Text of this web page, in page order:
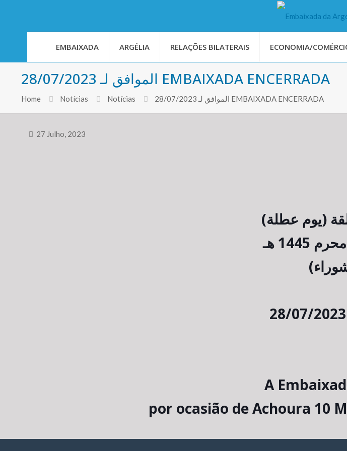
EMBAIXADA ARGÉLIA RELAÇÕES BILATERAIS ECONOMIA/
الموافق لـ 28/07/2023 EMBAIXADA ENCERRADA
Home Notícias Notícias الموافق لـ 28/07/2023 EMBAIXADA ENCERRADA
27 Julho, 2023
(يوم عطلة)
محرم 1445 هـ
A
por ocasião de Achoura 10